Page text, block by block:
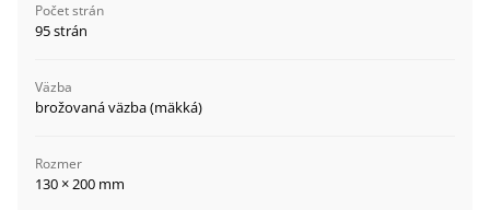
Počet strán
95 strán
Väzba
brožovaná väzba (mäkká)
Rozmer
130 × 200 mm